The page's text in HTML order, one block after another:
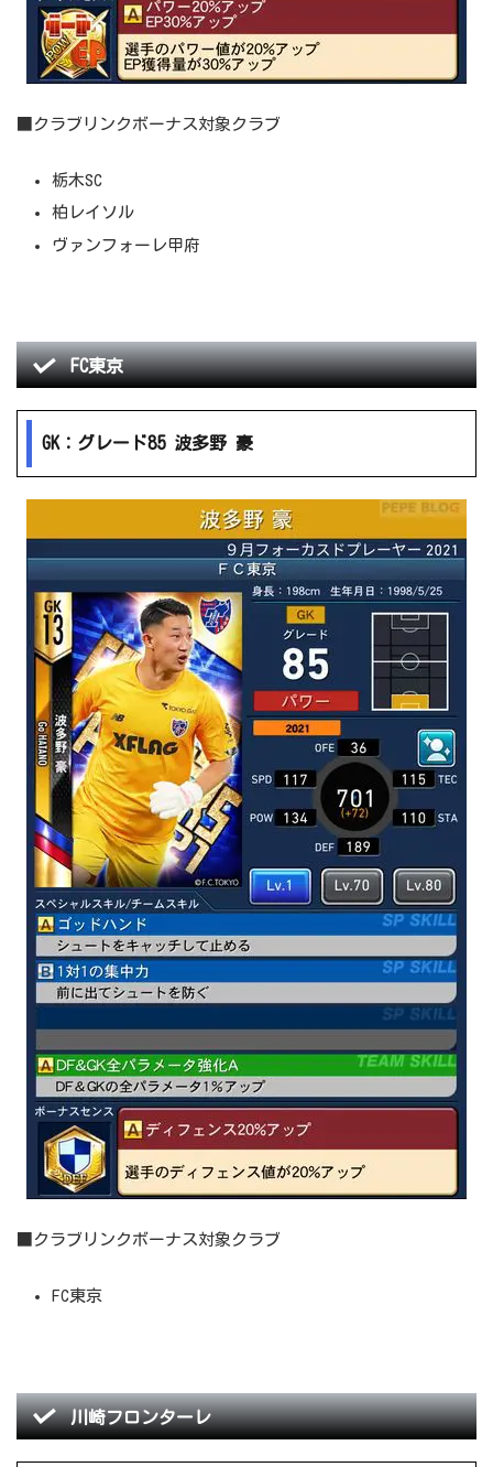
■クラブリンクボーナス対象クラブ
栃木SC
柏レイソル
ヴァンフォーレ甲府
FC東京
GK：グレード85 波多野 豪
■クラブリンクボーナス対象クラブ
FC東京
川崎フロンターレ